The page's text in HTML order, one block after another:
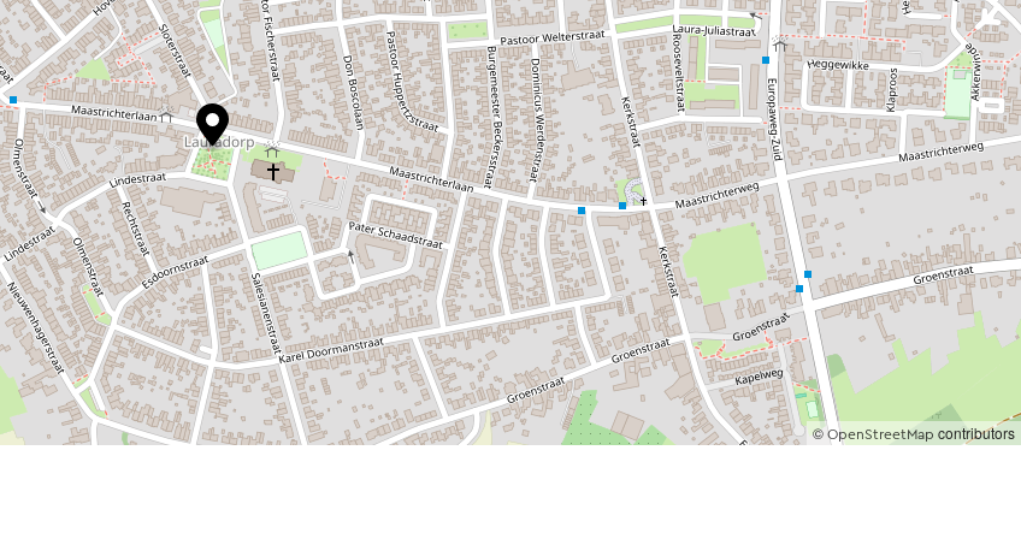
luxe voor arbeiderswoningen. Lauradorp is de
en mijnwerkersgezinnen uit alle windstreken vinden er
van Lauradorp is nog een groot terrein onbebouwd
ruimte gereserveerd voor de kerk. De noodkerk
zijn voegen.
op touw gezet en Laura &
Jan Beersma een kerkgebouw ontwerpen.
watertoren van Rimburg en het nieuwe gemeentehuis van
van Lauradorp kenmerkt zich door een traditionele
©OpenStreetMap contributors